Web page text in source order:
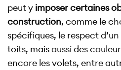
peut y imposer certaines
construction, comme le
spécifiques, le respect
toits, mais aussi des
encore les volets, entre